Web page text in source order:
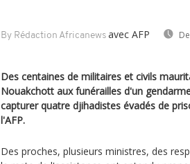
By Rédaction Africanews avec AFP
Des centaines de militaires et civils
Nouakchott aux funérailles d'un
capturer quatre djihadistes évadés de
l'AFP.
Des proches, plusieurs ministres, des